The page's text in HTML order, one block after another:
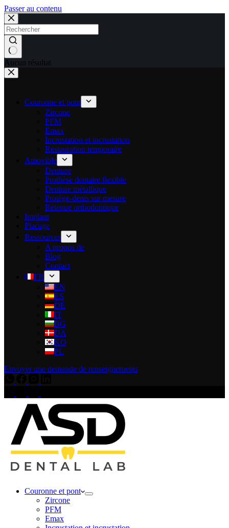
Passer au contenu
Aucun résultat
Couronne et pont
Zircone
PFM
Emax
Incrustation et incrustation
Restauration temporaire
Amovible
Denture
Prothèse dentaire flexible
Denture métallique
Protège-dents sur mesure
Retenue orthodontique
Implant
Placage
Ressources
A propos de
Blog
Contact
FR
EN
ES
DE
IT
BG
DA
KO
PL
Envoyer une demande de renseignements
Couronne et pont
Zircone
PFM
Emax